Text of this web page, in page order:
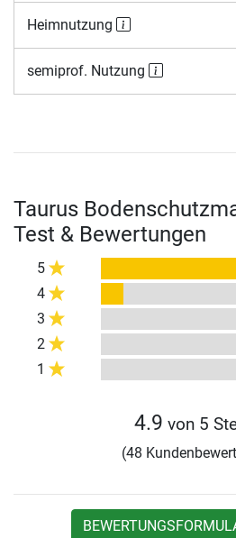
Heimnutzung
semiprof. Nutzung
Taurus
Test & Bewertungen
5
4
3
2
1
4.9 von 5
(48